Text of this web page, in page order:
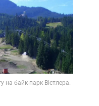
на байк-парк Вістлера.